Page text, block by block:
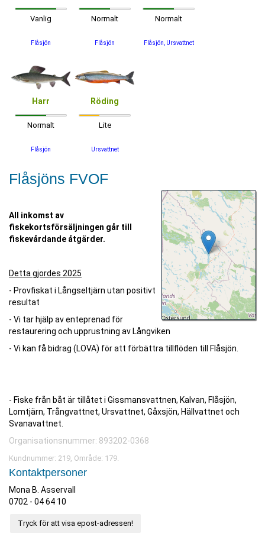
Vanlig
Flåsjön
Normalt
Flåsjön
Normalt
Flåsjön, Ursvattnet
Harr
Normalt
Flåsjön
Röding
Lite
Ursvattnet
Flåsjöns FVOF
All inkomst av
fiskekortsförsäljningen går till
fiskevårdande åtgärder.
Detta gjordes 2025
- Provfiskat i Långseltjärn utan positivt
resultat
- Vi tar hjälp av enteprenad för
restaurering och upprustning av Långviken
- Vi kan få bidrag (LOVA) för att förbättra tillflöden till Flåsjön.
- Fiske från båt är tillåtet i Gissmansvattnen, Kalvan, Flåsjön,
Lomtjärn, Trångvattnet, Ursvattnet, Gåxsjön, Hällvattnet och
Svanavattnet.
Organisationsnummer: 893202-0368
Kundnummer: 219, Område: 179.
Kontaktpersoner
Mona B. Asservall
0702 - 04 64 10
Tryck för att visa epost-adressen!